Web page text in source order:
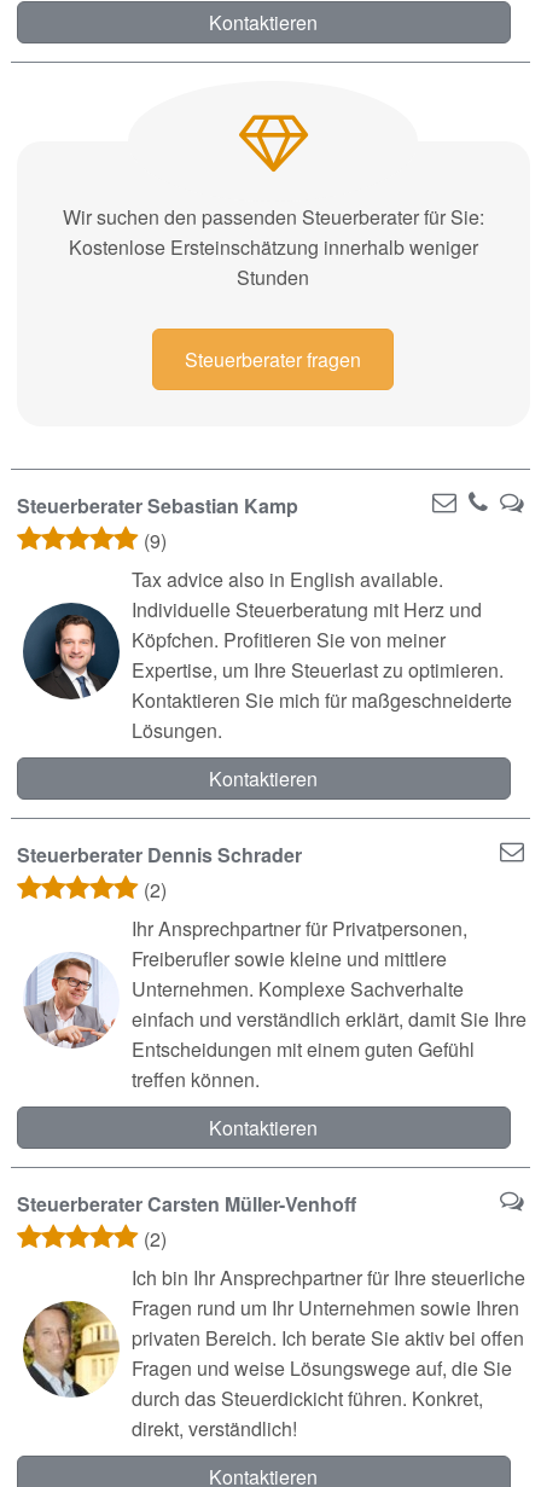
Kontaktieren
Wir suchen den passenden Steuerberater für Sie:
Kostenlose Ersteinschätzung innerhalb weniger
Stunden
Steuerberater fragen
Steuerberater Sebastian Kamp
(9)
Tax advice also in English available.
Individuelle Steuerberatung mit Herz und
Köpfchen. Profitieren Sie von meiner
Expertise, um Ihre Steuerlast zu optimieren.
Kontaktieren Sie mich für maßgeschneiderte
Lösungen.
Kontaktieren
Steuerberater Dennis Schrader
(2)
Ihr Ansprechpartner für Privatpersonen,
Freiberufler sowie kleine und mittlere
Unternehmen. Komplexe Sachverhalte
einfach und verständlich erklärt, damit Sie Ihre
Entscheidungen mit einem guten Gefühl
treffen können.
Kontaktieren
Steuerberater Carsten Müller-Venhoff
(2)
Ich bin Ihr Ansprechpartner für Ihre steuerliche
Fragen rund um Ihr Unternehmen sowie Ihren
privaten Bereich. Ich berate Sie aktiv bei offen
Fragen und weise Lösungswege auf, die Sie
durch das Steuerdickicht führen. Konkret,
direkt, verständlich!
Kontaktieren